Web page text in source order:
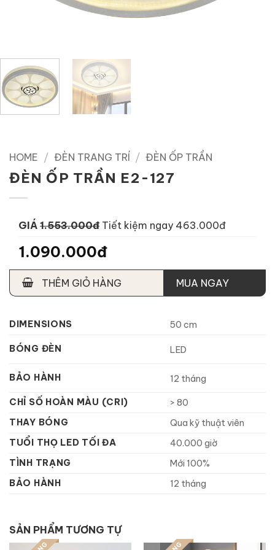
HOME / ĐÈN TRANG TRÍ / ĐÈN ỐP TRẦN
ĐÈN ỐP TRẦN E2-127
GIÁ 1.553.000đ Tiết kiệm ngay 463.000đ
1.090.000đ
THÊM GIỎ HÀNG MUA NGAY
DIMENSIONS 50 cm
BÓNG ĐÈN LED
BẢO HÀNH 12 tháng
CHỈ SỐ HOÀN MÀU (CRI)
> 80
THAY BÓNG
Qua kỹ thuật viên
TUỔI THỌ LED TỐI ĐA
40.000 giờ
TÌNH TRẠNG
Mới 100%
BẢO HÀNH
12 tháng
SẢN PHẨM TƯƠNG TỰ